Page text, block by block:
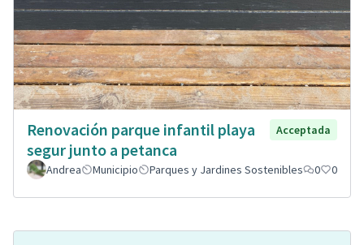
Renovación parque infantil playa
segur junto a petanca
Acceptada
Andrea Municipio Parques y Jardines Sostenibles 0 0